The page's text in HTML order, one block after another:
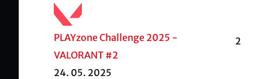
PLAYzone Challenge 2025 -
VALORANT #2
24. 05. 2025
2